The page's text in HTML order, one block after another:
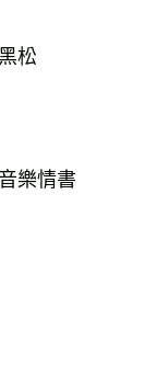
松
樂情書